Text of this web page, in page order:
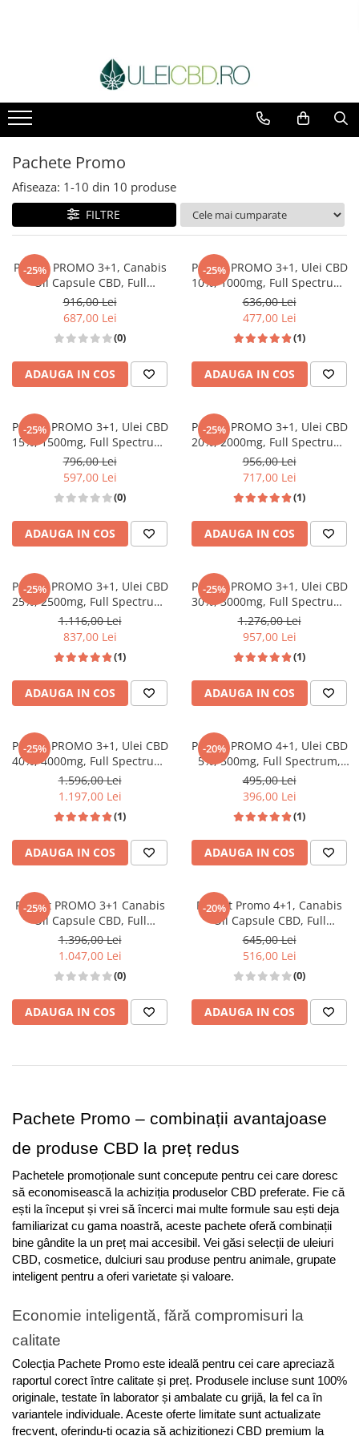
Pachete Promo
Afiseaza: 1-10 din 10 produse
FILTRE
-25%
Pachet PROMO 3+1, Canabis
Oil Capsule CBD, Full
Spectrum, 60 capsule, 25mg
(1500mg)
916,00 Lei
687,00 Lei
(0)
ADAUGA IN COS
-25%
Pachet PROMO 3+1, Ulei CBD
10%, 1000mg, Full Spectrum,
Premium, 10ml
636,00 Lei
477,00 Lei
(1)
ADAUGA IN COS
-25%
Pachet PROMO 3+1, Ulei CBD
15%, 1500mg, Full Spectrum,
Premium, 10ml
796,00 Lei
597,00 Lei
(0)
ADAUGA IN COS
-25%
Pachet PROMO 3+1, Ulei CBD
20%, 2000mg, Full Spectrum,
Premium, 10ml
956,00 Lei
717,00 Lei
(1)
ADAUGA IN COS
-25%
Pachet PROMO 3+1, Ulei CBD
25%, 2500mg, Full Spectrum,
Premium, 10ml
1.116,00 Lei
837,00 Lei
(1)
ADAUGA IN COS
-25%
Pachet PROMO 3+1, Ulei CBD
30%, 3000mg, Full Spectrum,
Premium, 10ml
1.276,00 Lei
957,00 Lei
(1)
ADAUGA IN COS
-25%
Pachet PROMO 3+1, Ulei CBD
40%, 4000mg, Full Spectrum,
Premium, 10ml
1.596,00 Lei
1.197,00 Lei
(1)
ADAUGA IN COS
-20%
Pachet PROMO 4+1, Ulei CBD
5%, 500mg, Full Spectrum,
Premium, 10ml
495,00 Lei
396,00 Lei
(1)
ADAUGA IN COS
-25%
Pachet PROMO 3+1 Canabis
Oil Capsule CBD, Full
Spectrum, 60 capsule, 50mg
(3000mg)
1.396,00 Lei
1.047,00 Lei
(0)
ADAUGA IN COS
-20%
Pachet Promo 4+1, Canabis
Oil Capsule CBD, Full
Spectrum, 60 capsule, 10mg
(600mg)
645,00 Lei
516,00 Lei
(0)
ADAUGA IN COS
Pachete Promo – combinații avantajoase
de produse CBD la preț redus
Pachetele promoționale sunt concepute pentru cei care doresc
să economisească la achiziția produselor CBD preferate. Fie că
ești la început și vrei să încerci mai multe formule sau ești deja
familiarizat cu gama noastră, aceste pachete oferă combinații
bine gândite la un preț mai accesibil. Vei găsi selecții de uleiuri
CBD, cosmetice, dulciuri sau produse pentru animale, grupate
inteligent pentru a oferi varietate și valoare.
Economie inteligentă, fără compromisuri la
calitate
Colecția Pachete Promo este ideală pentru cei care apreciază
raportul corect între calitate și preț. Produsele incluse sunt 100%
originale, testate în laborator și ambalate cu grijă, la fel ca în
variantele individuale. Aceste oferte limitate sunt actualizate
frecvent, oferindu-ți ocazia să achiziționezi CBD premium la